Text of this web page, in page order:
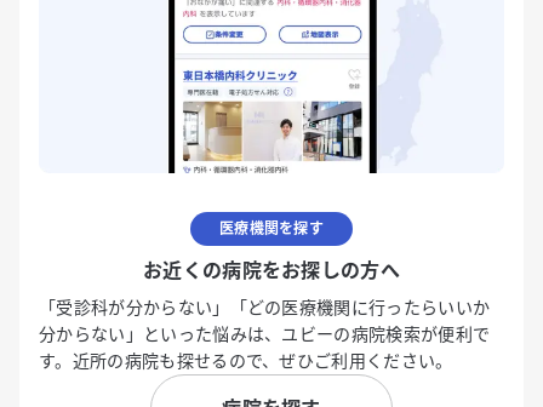
医療機関を探す
お近くの病院をお探しの方へ
「受診科が分からない」「どの医療機関に行ったらいいか
分からない」といった悩みは、ユビーの病院検索が便利で
す。近所の病院も探せるので、ぜひご利用ください。